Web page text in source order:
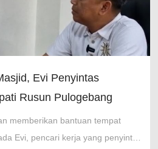
Evi Penyintas
Rusun Pulogebang
memberikan bantuan tempat
Evi, pencari kerja yang penyintas